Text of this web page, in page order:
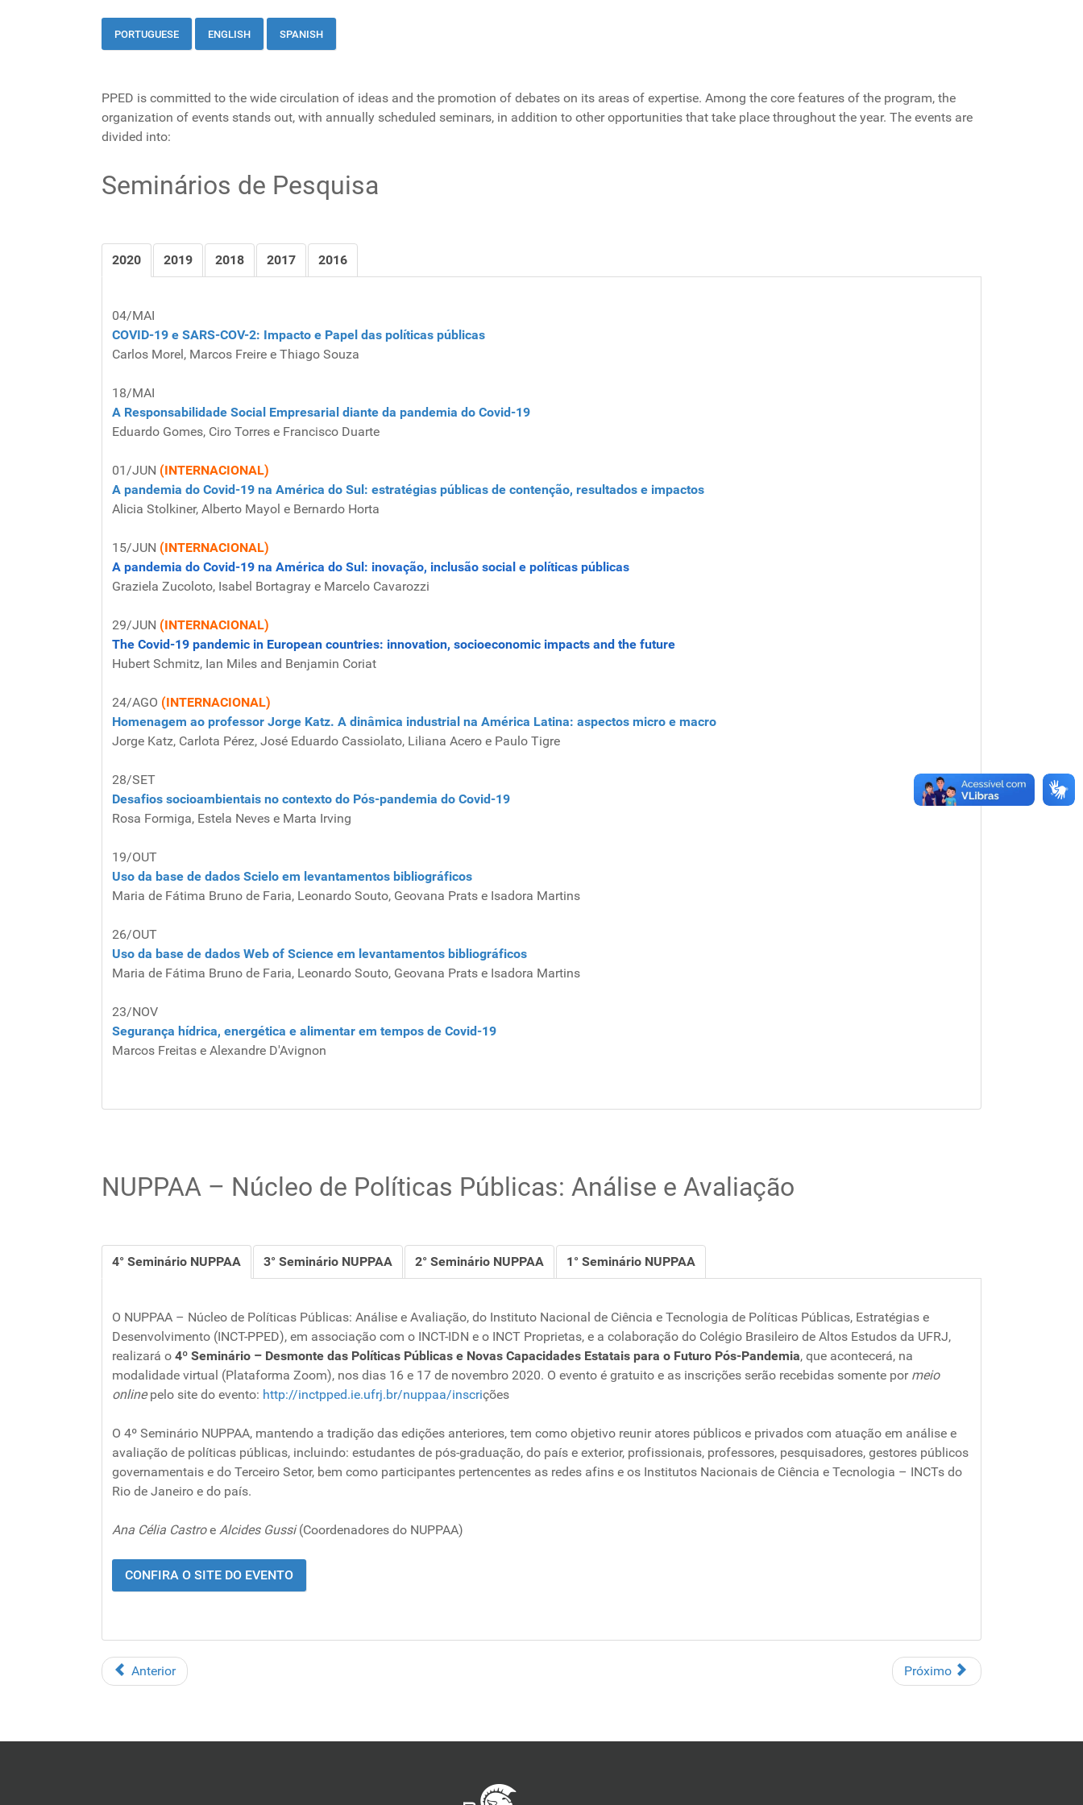
PORTUGUESE ENGLISH SPANISH
PPED is committed to the wide circulation of ideas and the promotion of debates on its areas of expertise. Among the core features of the program, the
organization of events stands out, with annually scheduled seminars, in addition to other opportunities that take place throughout the year. The events are
divided into:
Seminários de Pesquisa
2020 2019 2018 2017 2016
04/MAI
COVID-19 e SARS-COV-2: Impacto e Papel das políticas públicas
Carlos Morel, Marcos Freire e Thiago Souza
18/MAI
A Responsabilidade Social Empresarial diante da pandemia do Covid-19
Eduardo Gomes, Ciro Torres e Francisco Duarte
01/JUN (INTERNACIONAL)
A pandemia do Covid-19 na América do Sul: estratégias públicas de contenção, resultados e impactos
Alicia Stolkiner, Alberto Mayol e Bernardo Horta
15/JUN (INTERNACIONAL)
A pandemia do Covid-19 na América do Sul: inovação, inclusão social e políticas públicas
Graziela Zucoloto, Isabel Bortagray e Marcelo Cavarozzi
29/JUN (INTERNACIONAL)
The Covid-19 pandemic in European countries: innovation, socioeconomic impacts and the future
Hubert Schmitz, Ian Miles and Benjamin Coriat
24/AGO (INTERNACIONAL)
Homenagem ao professor Jorge Katz. A dinâmica industrial na América Latina: aspectos micro e macro
Jorge Katz, Carlota Pérez, José Eduardo Cassiolato, Liliana Acero e Paulo Tigre
28/SET
Desafios socioambientais no contexto do Pós-pandemia do Covid-19
Rosa Formiga, Estela Neves e Marta Irving
19/OUT
Uso da base de dados Scielo em levantamentos bibliográficos
Maria de Fátima Bruno de Faria, Leonardo Souto, Geovana Prats e Isadora Martins
26/OUT
Uso da base de dados Web of Science em levantamentos bibliográficos
Maria de Fátima Bruno de Faria, Leonardo Souto, Geovana Prats e Isadora Martins
23/NOV
Segurança hídrica, energética e alimentar em tempos de Covid-19
Marcos Freitas e Alexandre D'Avignon
NUPPAA – Núcleo de Políticas Públicas: Análise e Avaliação
4° Seminário NUPPAA 3° Seminário NUPPAA 2° Seminário NUPPAA 1° Seminário NUPPAA
O NUPPAA – Núcleo de Políticas Públicas: Análise e Avaliação, do Instituto Nacional de Ciência e Tecnologia de Políticas Públicas, Estratégias e
Desenvolvimento (INCT-PPED), em associação com o INCT-IDN e o INCT Proprietas, e a colaboração do Colégio Brasileiro de Altos Estudos da UFRJ,
realizará o 4º Seminário – Desmonte das Políticas Públicas e Novas Capacidades Estatais para o Futuro Pós-Pandemia, que acontecerá, na
modalidade virtual (Plataforma Zoom), nos dias 16 e 17 de novembro 2020. O evento é gratuito e as inscrições serão recebidas somente pormeio
onlinepelo site do evento: http://inctpped.ie.ufrj.br/nuppaa/inscrições
O 4º Seminário NUPPAA, mantendo a tradição das edições anteriores, tem como objetivo reunir atores públicos e privados com atuação em análise e
avaliação de políticas públicas, incluindo: estudantes de pós-graduação, do país e exterior, profissionais, professores, pesquisadores, gestores públicos
governamentais e do Terceiro Setor, bem como participantes pertencentes as redes afins e os Institutos Nacionais de Ciência e Tecnologia – INCTs do
Rio de Janeiro e do país.
Ana Célia Castroe Alcides Gussi(Coordenadores do NUPPAA)
CONFIRA O SITE DO EVENTO
Anterior Próximo